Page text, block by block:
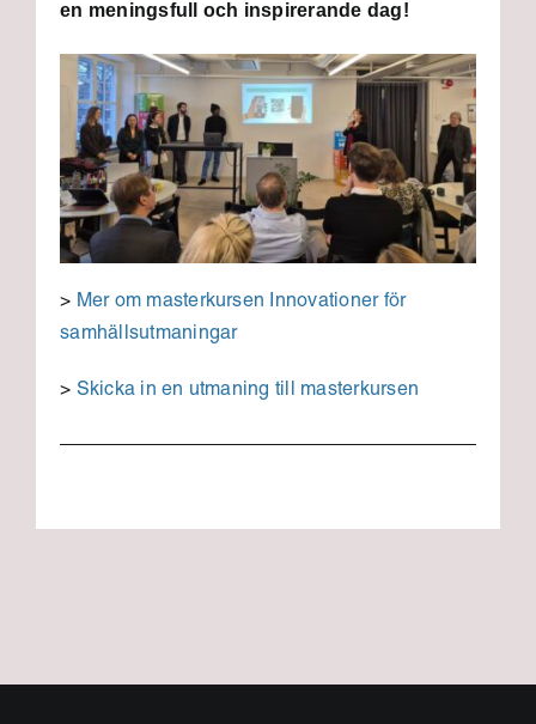
en meningsfull och inspirerande dag!
> Mer om masterkursen Innovationer för
samhällsutmaningar
> Skicka in en utmaning till masterkursen